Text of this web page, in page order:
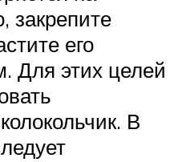
закрепите
его
Для этих целей
В